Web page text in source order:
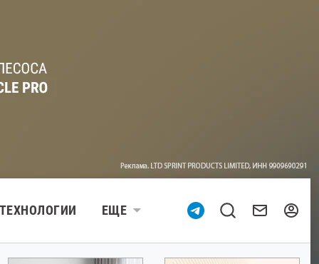
ТЕХНОЛОГИИ ЕЩЕ